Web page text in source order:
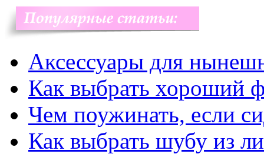
Аксессуары для
Как выбрать хороший
Чем поужинать, если
Как выбрать шубу из